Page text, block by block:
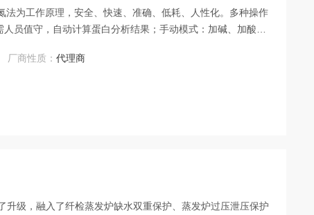
法为工作原理，安全、快速、准确、低耗、人性化。多种操作
员值守，自动计算蛋白分析结果；手动模式：加碱、加酸、
厂商性质：代理商
升级，融入了纤检蒸发炉缺水双重保护、蒸发炉过压泄压保护